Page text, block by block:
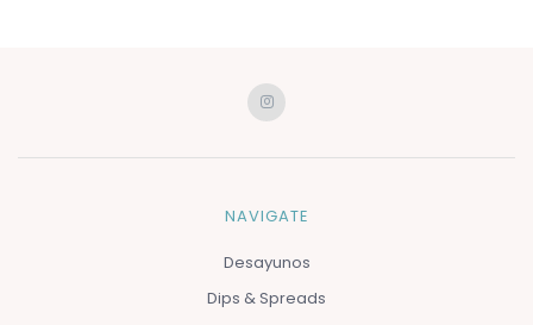
NAVIGATE
Desayunos
Dips & Spreads